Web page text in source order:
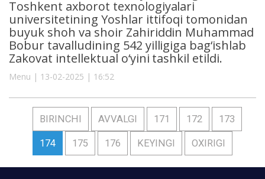
Toshkent axborot texnologiyalari
universitetining Yoshlar ittifoqi tomonidan
buyuk shoh va shoir Zahiriddin Muhammad
Bobur tavalludining 542 yilligiga bag‘ishlab
Zakovat intellektual o‘yini tashkil etildi.
Menu | 13-02-2025 | 16:52
BIRINCHI AVVALGI 171 172 173
174 175 176 KEYINGI OXIRIGI